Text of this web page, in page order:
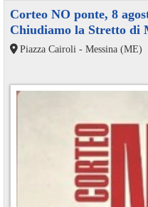
Corteo NO ponte, 8
Chiudiamo la Stretto di
Piazza Cairoli - Messina (ME)